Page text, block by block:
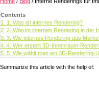
Contents
1.
1. Was ist internes Rendering?
2. 2. Warum internes Rendering in der
3. 3. Wie internes Rendering das
4. 4. Wer erstellt 3D-Innenraum-
5. 5. Wie wählt man ein 3D-Rendering-
Summarize this article with the help of: